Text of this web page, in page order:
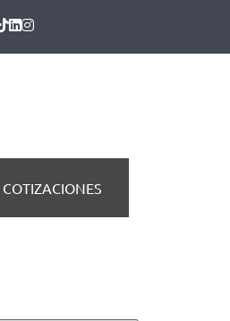
COTIZACIONES